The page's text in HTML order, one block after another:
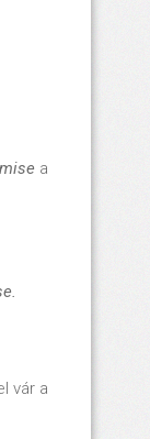
a
vár a